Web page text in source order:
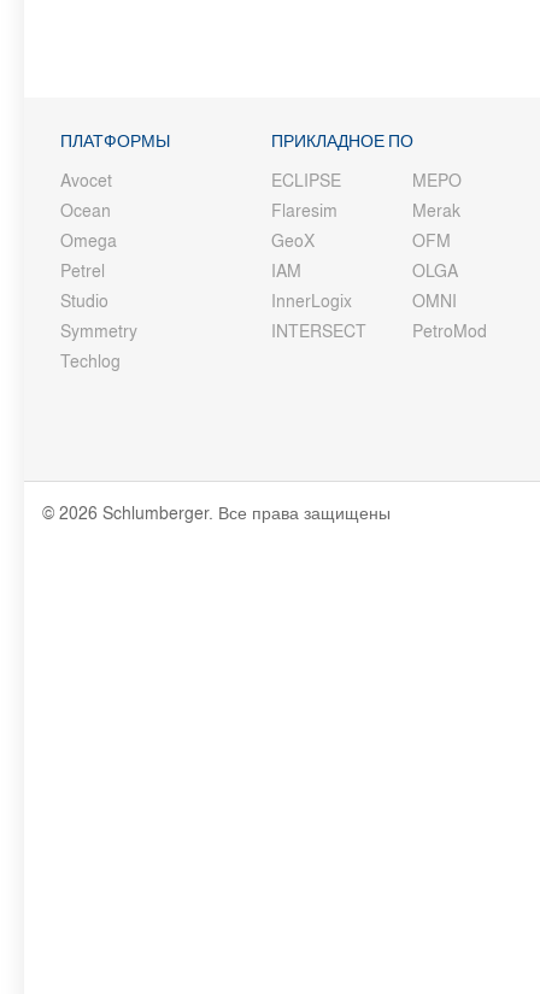
ПЛАТФОРМЫ
Avocet
Ocean
Omega
Petrel
Studio
Symmetry
Techlog
ПРИКЛАДНОЕ ПО
ECLIPSE
Flaresim
GeoX
IAM
InnerLogix
INTERSECT
MEPO
Merak
OFM
OLGA
OMNI
PetroMod
© 2026 Schlumberger. Все права защищены